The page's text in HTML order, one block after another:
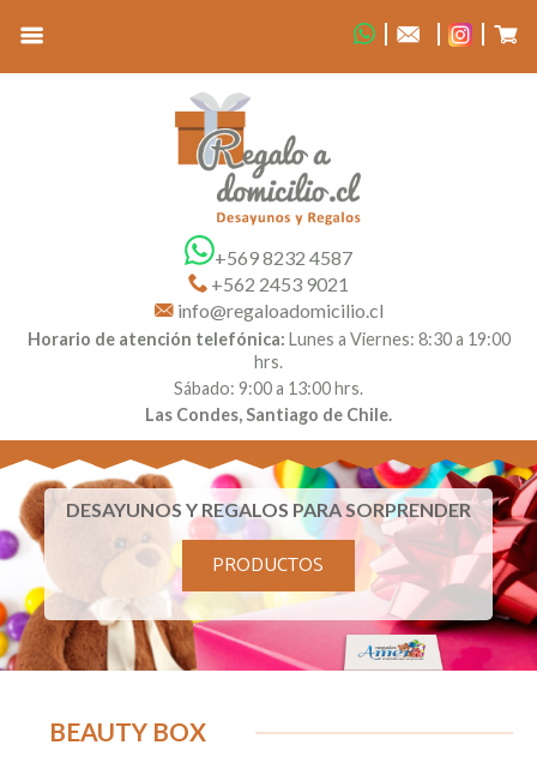
+569 8232 4587
+562 2453 9021
info@regaloadomicilio.cl
Horario de atención telefónica: Lunes a Viernes: 8:30 a 19:00
hrs.
Sábado: 9:00 a 13:00 hrs.
Las Condes, Santiago de Chile.
DESAYUNOS Y REGALOS PARA SORPRENDER
PRODUCTOS
BEAUTY BOX